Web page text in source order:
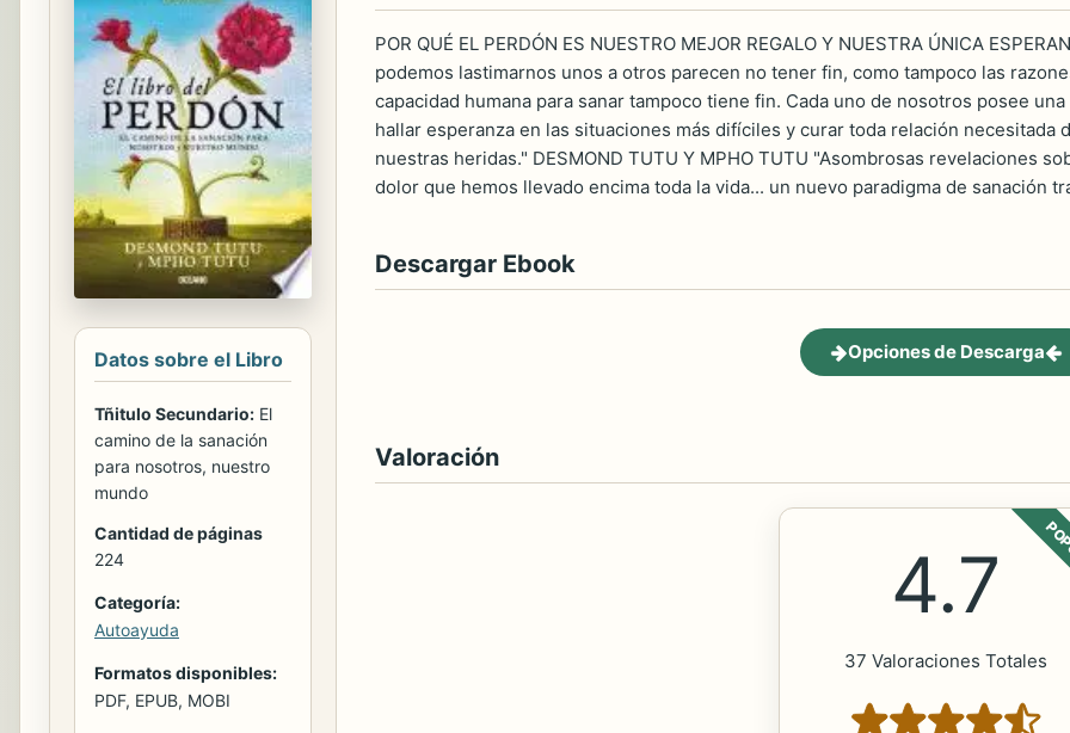
Datos sobre el Libro
Tñitulo Secundario: El
camino de la sanación
para nosotros, nuestro
mundo
Cantidad de páginas
224
Categoría:
Autoayuda
Formatos disponibles:
PDF, EPUB, MOBI
POR QUÉ EL PERDÓN ES NUESTRO MEJOR REGALO Y NUESTRA ÚNICA
podemos lastimarnos unos a otros parecen no tener fin, como tampoco las
capacidad humana para sanar tampoco tiene fin. Cada uno de nosotros posee
hallar esperanza en las situaciones más difíciles y curar toda relación necesitada
nuestras heridas." DESMOND TUTU Y MPHO TUTU "Asombrosas revelaciones
dolor que hemos llevado encima toda la vida... un nuevo paradigma de sanación
Descargar Ebook
Opciones de Descarga
Valoración
4.7
37 Valoraciones Totales